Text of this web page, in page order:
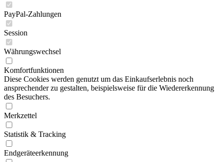
PayPal-Zahlungen
Session
Währungswechsel
Komfortfunktionen
Diese Cookies werden genutzt um das Einkaufserlebnis noch
ansprechender zu gestalten, beispielsweise für die Wiedererkennung
des Besuchers.
Merkzettel
Statistik & Tracking
Endgeräteerkennung